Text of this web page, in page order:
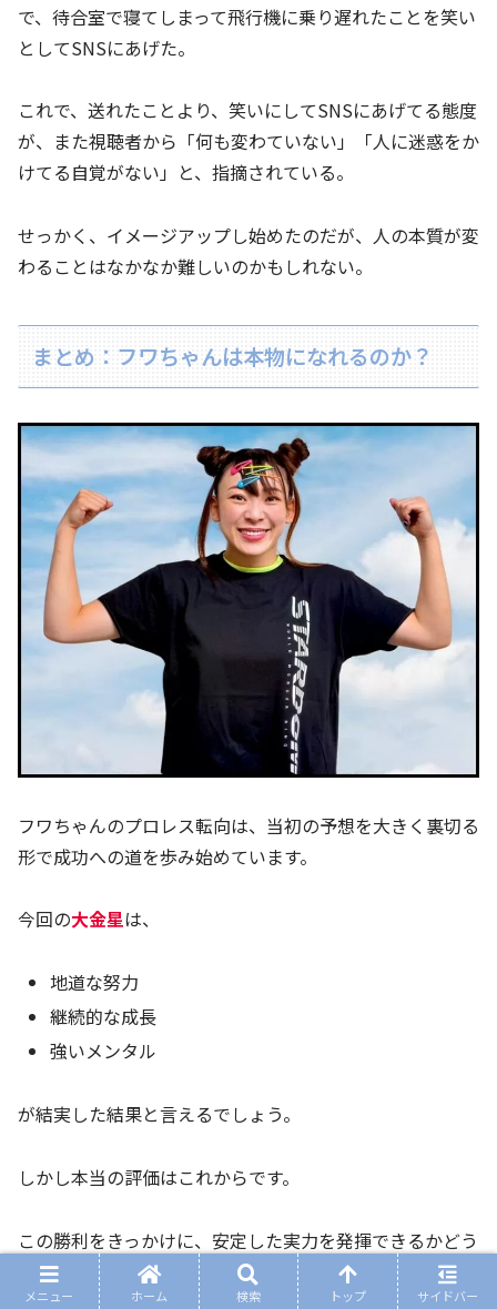
で、待合室で寝てしまって飛行機に乗り遅れたことを笑い
としてSNSにあげた。
これで、送れたことより、笑いにしてSNSにあげてる態度
が、また視聴者から「何も変わていない」「人に迷惑をか
けてる自覚がない」と、指摘されている。
せっかく、イメージアップし始めたのだが、人の本質が変
わることはなかなか難しいのかもしれない。
まとめ：フワちゃんは本物になれるのか？
フワちゃんのプロレス転向は、当初の予想を大きく裏切る
形で成功への道を歩み始めています。
今回の大金星は、
地道な努力
継続的な成長
強いメンタル
が結実した結果と言えるでしょう。
しかし本当の評価はこれからです。
この勝利をきっかけに、安定した実力を発揮できるかどう
かが問われます。
メニュー ホーム 検索 トップ サイドバー